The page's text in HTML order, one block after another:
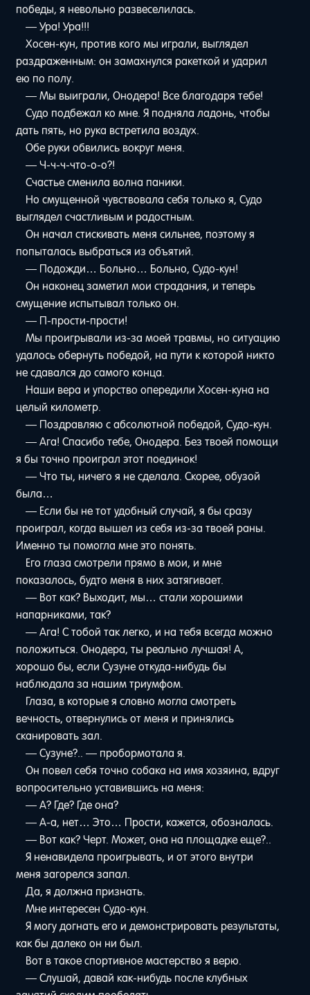
победы, я невольно развеселилась.
— Ура! Ура!!!
Хосен-кун, против кого мы играли, выглядел
раздраженным: он замахнулся ракеткой и ударил
ею по полу.
— Мы выиграли, Онодера! Все благодаря тебе!
Судо подбежал ко мне. Я подняла ладонь, чтобы
дать пять, но рука встретила воздух.
Обе руки обвились вокруг меня.
— Ч-ч-ч-что-о-о?!
Счастье сменила волна паники.
Но смущенной чувствовала себя только я, Судо
выглядел счастливым и радостным.
Он начал стискивать меня сильнее, поэтому я
попыталась выбраться из объятий.
— Подожди… Больно… Больно, Судо-кун!
Он наконец заметил мои страдания, и теперь
смущение испытывал только он.
— П-прости-прости!
Мы проигрывали из-за моей травмы, но ситуацию
удалось обернуть победой, на пути к которой никто
не сдавался до самого конца.
Наши вера и упорство опередили Хосен-куна на
целый километр.
— Поздравляю с абсолютной победой, Судо-кун.
— Ага! Спасибо тебе, Онодера. Без твоей помощи
я бы точно проиграл этот поединок!
— Что ты, ничего я не сделала. Скорее, обузой
была…
— Если бы не тот удобный случай, я бы сразу
проиграл, когда вышел из себя из-за твоей раны.
Именно ты помогла мне это понять.
Его глаза смотрели прямо в мои, и мне
показалось, будто меня в них затягивает.
— Вот как? Выходит, мы… стали хорошими
напарниками, так?
— Ага! С тобой так легко, и на тебя всегда можно
положиться. Онодера, ты реально лучшая! А,
хорошо бы, если Сузуне откуда-нибудь бы
наблюдала за нашим триумфом.
Глаза, в которые я словно могла смотреть
вечность, отвернулись от меня и принялись
сканировать зал.
— Сузуне?.. — пробормотала я.
Он повел себя точно собака на имя хозяина, вдруг
вопросительно уставившись на меня:
— А? Где? Где она?
— А-а, нет… Это… Прости, кажется, обозналась.
— Вот как? Черт. Может, она на площадке еще?..
Я ненавидела проигрывать, и от этого внутри
меня загорелся запал.
Да, я должна признать.
Мне интересен Судо-кун.
Я могу догнать его и демонстрировать результаты,
как бы далеко он ни был.
Вот в такое спортивное мастерство я верю.
— Слушай, давай как-нибудь после клубных